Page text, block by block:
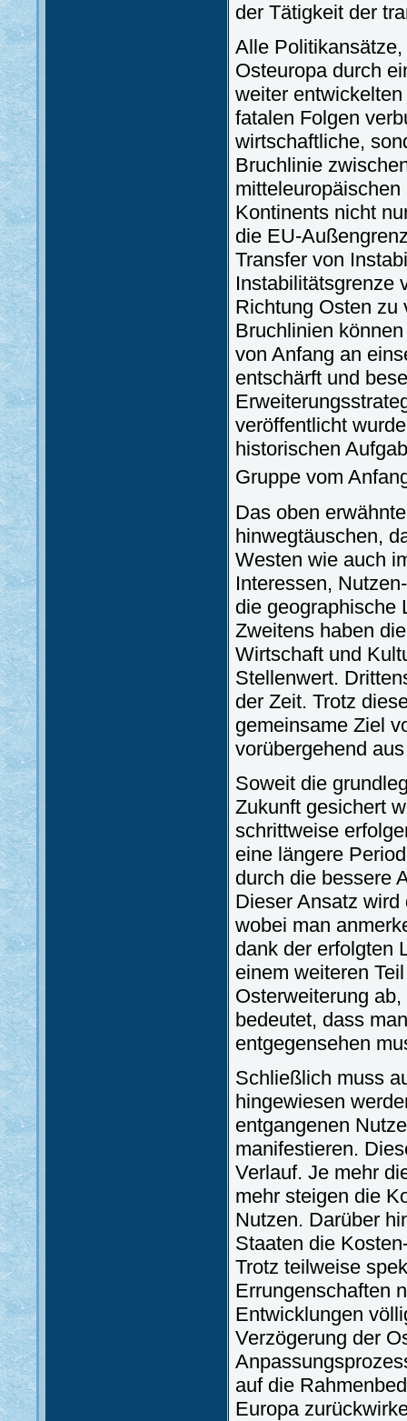
der Tätigkeit der
Alle
Osteuropa durch
weiter
fatalen Folgen
wirtschaftliche,
Bruchlinie
Kontinents nicht
die EU-
Transfer von
Instabilitätsgrenze
Richtung Osten zu
Bruchlinien
von Anfang an
entschärft und
veröffentlicht
historischen
Gruppe vom
Das oben
hinwegtäuschen,
Westen wie auch
Interessen,
die geographische
Zweitens haben
Wirtschaft und
Stellenwert.
der Zeit. Trotz
gemeinsame Ziel
vorübergehend
Soweit die
Zukunft gesichert
schrittweise
eine längere
durch die bessere
Dieser Ansatz
wobei man
dank der erfolgten
einem weiteren
Osterweiterung
bedeutet, dass
entgegensehen
Schließlich muss
hingewiesen
entgangenen
manifestieren.
Verlauf. Je mehr
mehr steigen die
Nutzen. Darüber
Staaten die
Trotz teilweise
Errungenschaften
Entwicklungen
Verzögerung der
auf die
Europa